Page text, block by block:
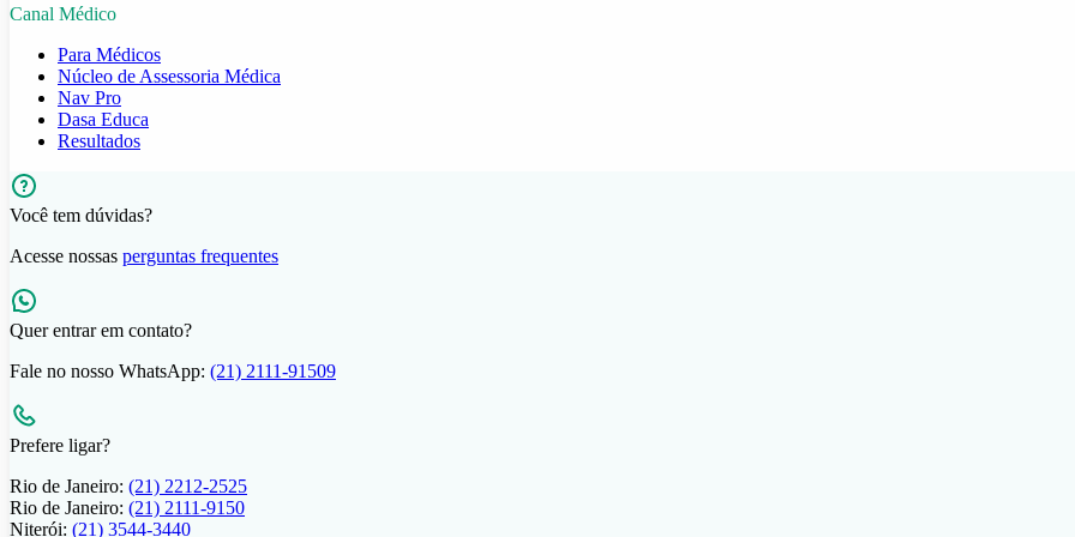
Canal Médico
Para Médicos
Núcleo de Assessoria Médica
Nav Pro
Dasa Educa
Resultados
Você tem dúvidas?
Acesse nossas perguntas frequentes
Quer entrar em contato?
Fale no nosso WhatsApp: (21) 2111-91509
Prefere ligar?
Rio de Janeiro: (21) 2212-2525
Rio de Janeiro: (21) 2111-9150
Niterói: (21) 3544-3440